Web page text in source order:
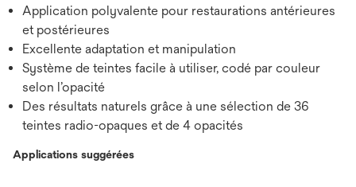
Application polyvalente pour restaurations antérieures
et postérieures
Excellente adaptation et manipulation
Système de teintes facile à utiliser, codé par couleur
selon l’opacité
Des résultats naturels grâce à une sélection de 36
teintes radio-opaques et de 4 opacités
Applications suggérées